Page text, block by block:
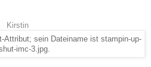
Kirstin